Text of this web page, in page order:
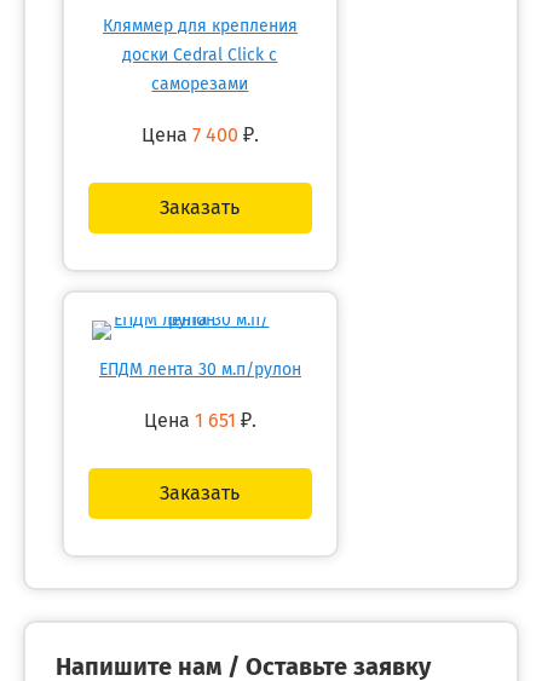
Кляммер для крепления
доски Cedral Click с
саморезами
Цена 7 400 ₽.
Заказать
ЕПДМ лента 30 м.п/рулон
Цена 1 651 ₽.
Заказать
Напишите нам / Оставьте заявку